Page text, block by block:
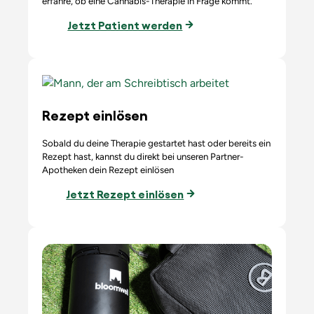
Jetzt Patient werden
Rezept einlösen
Sobald du deine Therapie gestartet hast oder bereits ein
Rezept hast, kannst du direkt bei unseren Partner-
Apotheken dein Rezept einlösen
Jetzt Rezept einlösen